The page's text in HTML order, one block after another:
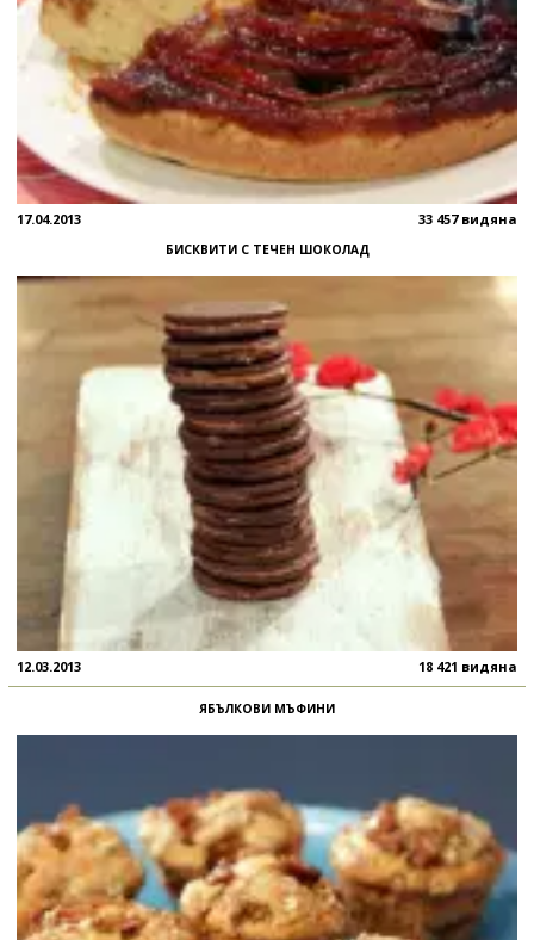
17.04.2013 33 457 видяна
БИСКВИТИ С ТЕЧЕН ШОКОЛАД
12.03.2013 18 421 видяна
ЯБЪЛКОВИ МЪФИНИ